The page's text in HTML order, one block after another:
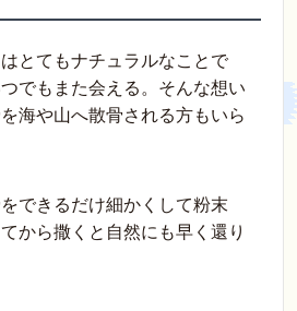
とてもナチュラルなことで
でもまた会える。そんな想い
海や山へ散骨される方もいら
できるだけ細かくして粉末
から撒くと自然にも早く還り